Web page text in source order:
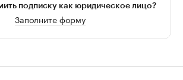
подписку как юридическое лицо?
Заполните форму